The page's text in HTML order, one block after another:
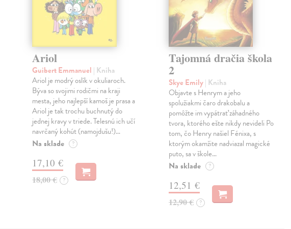
Ariol
Guibert Emmanuel | Kniha
Ariol je modrý oslík v okuliaroch.
Býva so svojimi rodičmi na kraji
mesta, jeho najlepší kamoš je prasa a
Ariol je tak trochu buchnutý do
jednej kravy v triede. Telesnú ich učí
navrčaný kohút (namojdušu!)…
Na sklade ?
17,10 €
18,00 € ?
Tajomná dračia škola
2
Skye Emily| Kniha
Objavte s Henrym a jeho
spolužiakmi čaro drakobalu a
pomôžte im vypátrať záhadného
tvora, ktorého ešte nikdy nevideli Po
tom, čo Henry našiel Fénixa, s
ktorým okamžite nadviazal magické
puto, sa v škole…
Na sklade ?
12,51 €
12,90 € ?